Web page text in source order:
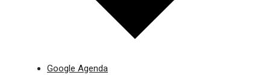
Google Agenda